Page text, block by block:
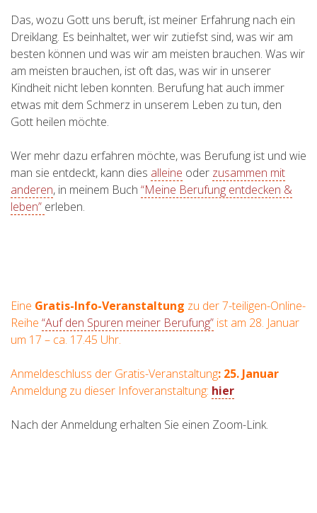
Das, wozu Gott uns beruft, ist meiner Erfahrung nach ein
Dreiklang. Es beinhaltet, wer wir zutiefst sind, was wir am
besten können und was wir am meisten brauchen. Was wir
am meisten brauchen, ist oft das, was wir in unserer
Kindheit nicht leben konnten. Berufung hat auch immer
etwas mit dem Schmerz in unserem Leben zu tun, den
Gott heilen möchte.
Wer mehr dazu erfahren möchte, was Berufung ist und wie
man sie entdeckt, kann dies alleine oder zusammen mit
anderen, in meinem Buch “Meine Berufung entdecken &
leben” erleben.
Eine Gratis-Info-Veranstaltung zu der 7-teiligen-Online-
Reihe “Auf den Spuren meiner Berufung” ist am 28. Januar
um 17 – ca. 17.45 Uhr.
Anmeldeschluss der Gratis-Veranstaltung: 25. Januar
Anmeldung zu dieser Infoveranstaltung: hier
Nach der Anmeldung erhalten Sie einen Zoom-Link.